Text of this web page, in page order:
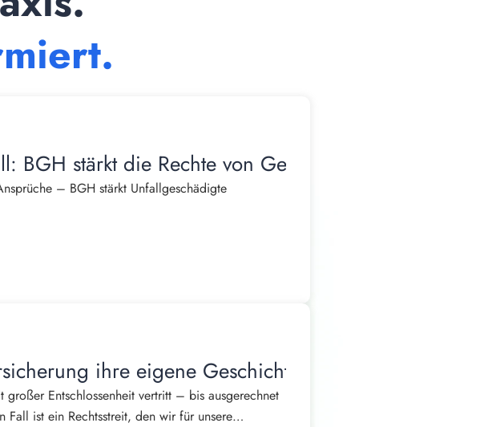
BGH stärkt die Rechte von Geschädigten
– BGH stärkt Unfallgeschädigte
Neben Schmerzen, Arztterminen und der
Der eigene Haushalt kann nicht mehr wie
oder nur teilweise reguliert.
Schadensersatzanspruch, der schnell
ihre eigene Geschichte kassierte
Entschlossenheit vertritt – bis ausgerechnet
Fall ist ein Rechtsstreit, den wir für unsere